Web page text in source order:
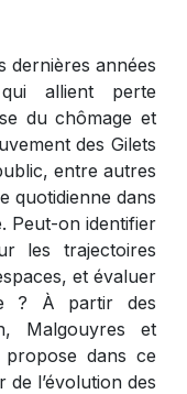
dernières années
allient perte
du chômage et
des Gilets
entre autres
quotidienne dans
Peut-on identifier
les trajectoires
et évaluer
? À partir des
Malgouyres et
propose dans ce
l’évolution des